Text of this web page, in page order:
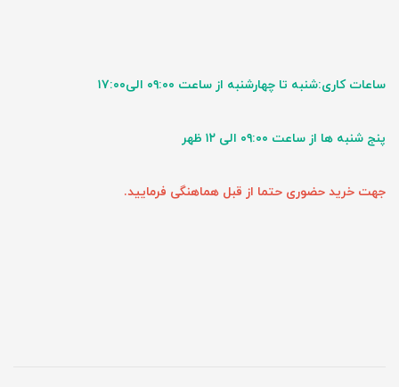
ساعات کاری:شنبه تا چهارشنبه از ساعت ۰۹:۰۰ الی۱۷:۰۰
پنج شنبه ها از ساعت ۰۹:۰۰ الی ۱۲ ظهر
جهت خرید حضوری حتما از قبل هماهنگی فرمایید.